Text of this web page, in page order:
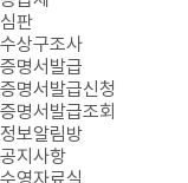
심판
수상구조사
증명서발급
증명서발급신청
증명서발급조회
정보알림방
공지사항